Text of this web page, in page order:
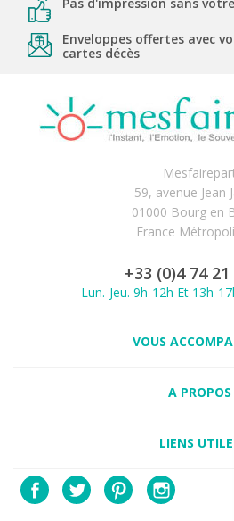
Enveloppes offertes avec
cartes décès
59, avenue Jean
01000 Bourg en
France
+33 (0)4 74 21
Lun.-Jeu. 9h-12h Et 13h-
VOUS
A PROPOS
LIENS